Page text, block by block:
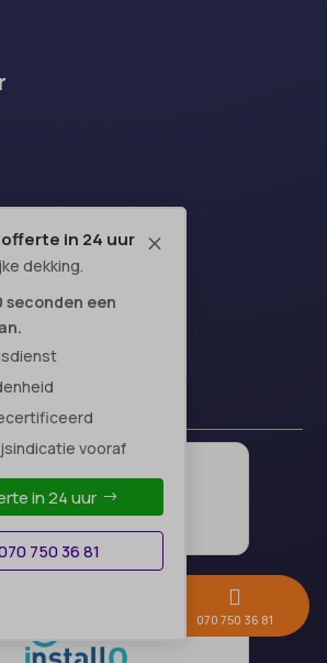
M
in 24 uur
dekking.
seconden een
vooraf
in 24 uur
750 36 81

070 750 36 81